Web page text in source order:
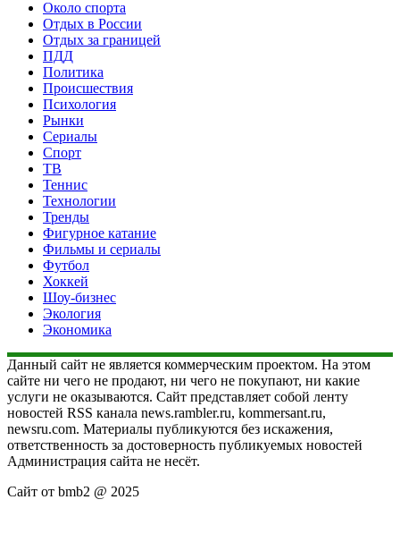
Около спорта
Отдых в России
Отдых за границей
ПДД
Политика
Происшествия
Психология
Рынки
Сериалы
Спорт
ТВ
Теннис
Технологии
Тренды
Фигурное катание
Фильмы и сериалы
Футбол
Хоккей
Шоу-бизнес
Экология
Экономика
Данный сайт не является коммерческим проектом. На этом
сайте ни чего не продают, ни чего не покупают, ни какие
услуги не оказываются. Сайт представляет собой ленту
новостей RSS канала news.rambler.ru, kommersant.ru,
newsru.com. Материалы публикуются без искажения,
ответственность за достоверность публикуемых новостей
Администрация сайта не несёт.
Сайт от bmb2 @ 2025